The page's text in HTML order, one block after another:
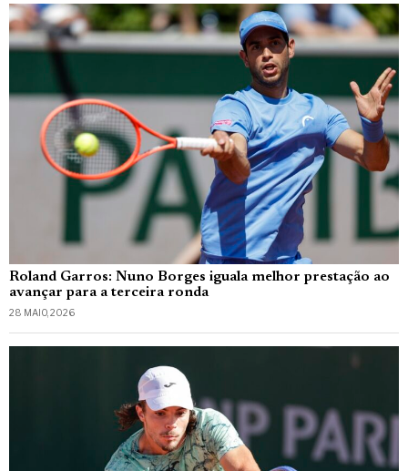
Roland Garros: Nuno Borges iguala melhor prestação ao
avançar para a terceira ronda
28 MAIO, 2026